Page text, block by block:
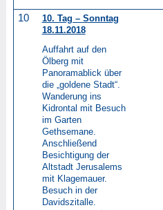
10
10. Tag – Sonntag
18.11.2018
Auffahrt auf den
Ölberg mit
Panoramablick über
die „goldene Stadt“.
Wanderung ins
Kidrontal mit Besuch
im Garten
Gethsemane.
Anschließend
Besichtigung der
Altstadt Jerusalems
mit Klagemauer.
Besuch in der
Davidszitalle.